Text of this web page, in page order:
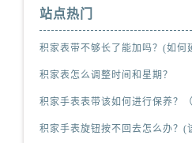
站点热门
积家表怎么调整时间和星期？